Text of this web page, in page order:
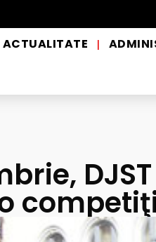
pentru copii, elevi și
ACTUALITATE |